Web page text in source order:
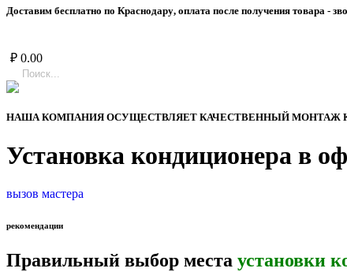
Доставим бесплатно по Краснодару, оплата после получения товара - зво
₽ 0.00
НАША КОМПАНИЯ ОСУЩЕСТВЛЯЕТ КАЧЕСТВЕННЫЙ МОНТАЖ
Установка кондиционера в
вызов мастера
рекомендации
Правильный выбор места установки